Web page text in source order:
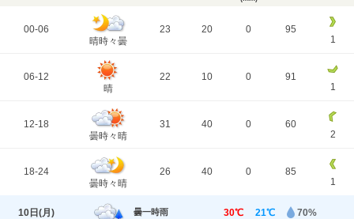
00-06
晴時々曇
23 20 0
95
1
06-12
晴
22 10 0
91
1
12-18
曇時々晴
31 40 0
60
2
18-24
曇時々晴
26 40 0
85
1
10日(月 ) 曇一時雨 30℃ 21℃ 70%